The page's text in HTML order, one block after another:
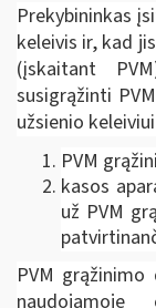
Prekybininkas
keleivis ir, kad
(įskaitant
susigrąžinti
užsienio
PVM
kasos
už PVM
PVM grąžinimo
naudojamoje